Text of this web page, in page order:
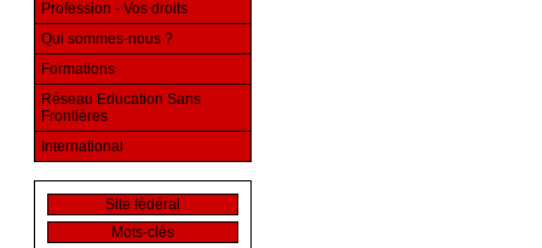
Profession - Vos droits
Qui sommes-nous ?
Formations
Réseau Education Sans
Frontières
International
Site fédéral
Mots-clés